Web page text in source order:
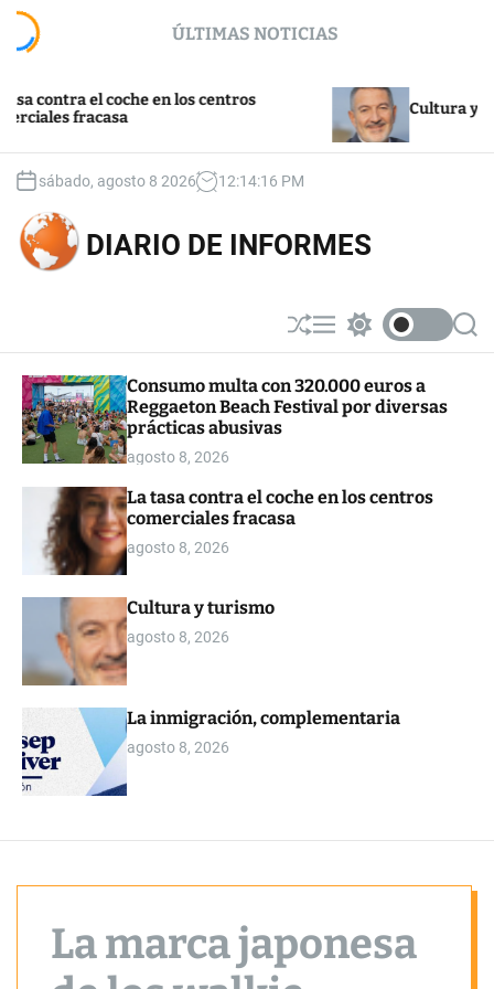
c
ÚLTIMAS NOTICIAS
coche en los centros
Cultura y turismo
sábado, agosto 8 2026 12:14:16 PM
DIARIO DE INFORMES
S
h
ff
l
M
e
u
w
t
c
o
S
e
Consumo multa con 320.000 euros a
Reggaeton Beach Festival por diversas
prácticas abusivas
agosto 8, 2026
La tasa contra el coche en los centros
comerciales fracasa
agosto 8, 2026
Cultura y turismo
agosto 8, 2026
La inmigración, complementaria
agosto 8, 2026
La marca japonesa